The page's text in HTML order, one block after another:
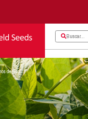
início/termos de uso